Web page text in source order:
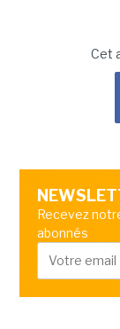
Cet
Recevez
abonnés